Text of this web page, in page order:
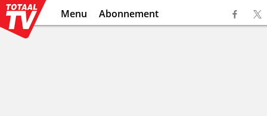
Menu Abonnement